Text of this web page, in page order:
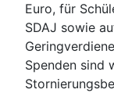
Euro, für
SDAJ sowie
Spenden sind